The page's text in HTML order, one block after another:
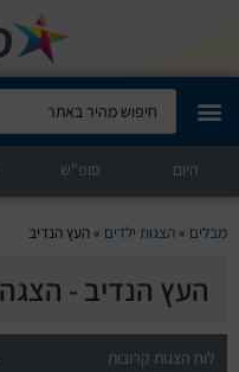
מבלים קלאב
הופעות היום
סטנדאפ
הצגות ילדים
היום סופ"ש
מבלים »הצגות ילדים »העץ הנדיב
העץ הנדיב -
לוח הצגות קרובות